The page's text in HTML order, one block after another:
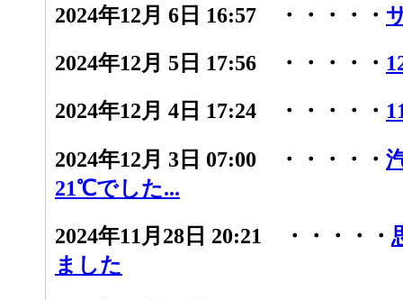
2024年12月 6日 16:57 ・・・・・
2024年12月 5日 17:56 ・・・・・
2024年12月 4日 17:24 ・・・・・
2024年12月 3日 07:00 ・・・・・
21℃でした...
2024年11月28日 20:21 ・・・・・
ました